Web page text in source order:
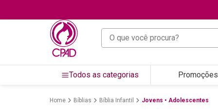
O que você procura?
Todos as categorias Promoções
Bíblias Bíblia Infantil Jovens • Adolescentes